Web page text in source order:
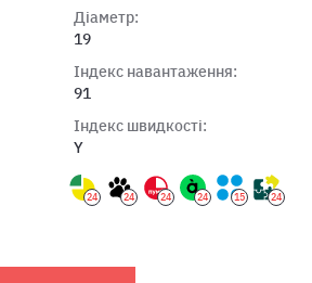
Діаметр:
19
Індекс навантаження:
91
Індекс швидкості:
Y
24 24 24 24 15 24